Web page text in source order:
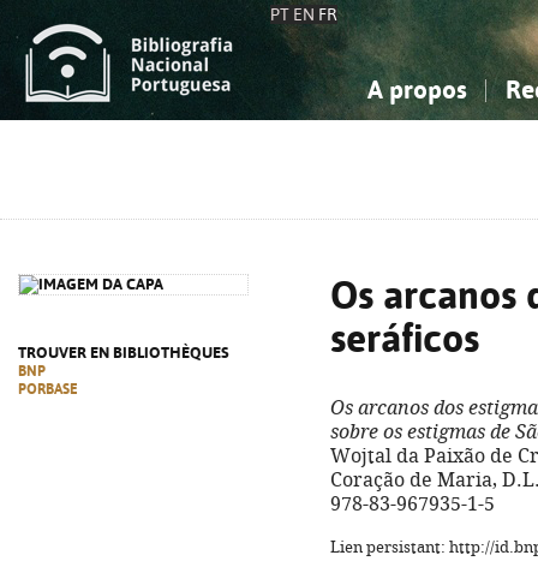
PT EN FR
A propos
TROUVER EN BIBLIOTHÈQUES
BNP
PORBASE
Os arcanos
seráficos
Os arcanos dos
sobre os estigmas de
Wojtal da Paixão de
Coração de Maria,
978-83-967935-1-5
Lien persistant: http://